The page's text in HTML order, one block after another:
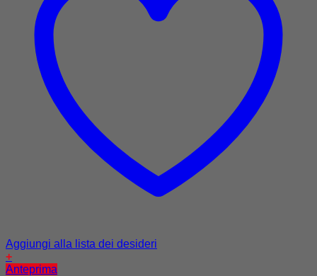
Aggiungi alla lista dei desideri
+
Anteprima